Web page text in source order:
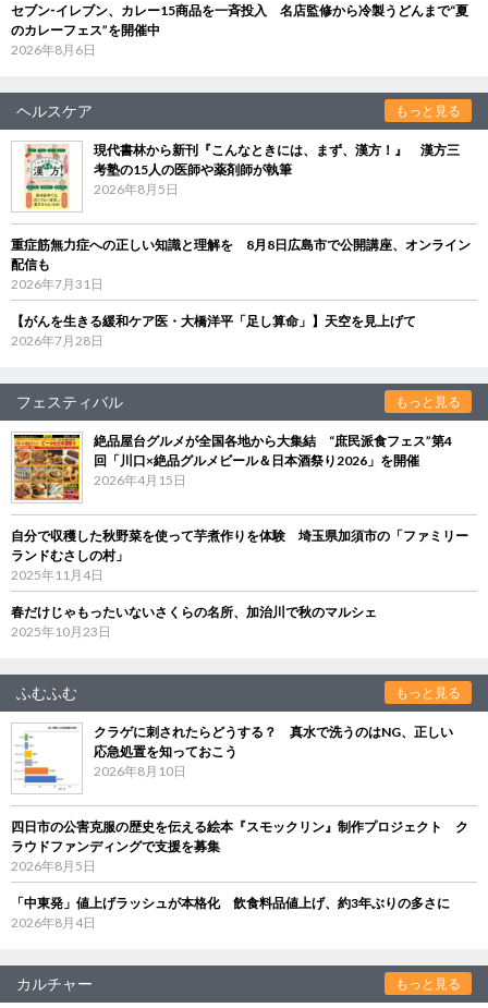
セブン‐イレブン、カレー15商品を一斉投入 名店監修から冷製うどんまで“夏
のカレーフェス”を開催中
2026年8月6日
ヘルスケア もっと見る
現代書林から新刊『こんなときには、まず、漢方！』 漢方三
考塾の15人の医師や薬剤師が執筆
2026年8月5日
重症筋無力症への正しい知識と理解を 8月8日広島市で公開講座、オンライン
配信も
2026年7月31日
【がんを生きる緩和ケア医・大橋洋平「足し算命」】天空を見上げて
2026年7月28日
フェスティバル もっと見る
絶品屋台グルメが全国各地から大集結 “庶民派食フェス”第4
回「川口×絶品グルメビール＆日本酒祭り2026」を開催
2026年4月15日
自分で収穫した秋野菜を使って芋煮作りを体験 埼玉県加須市の「ファミリー
ランドむさしの村」
2025年11月4日
春だけじゃもったいないさくらの名所、加治川で秋のマルシェ
2025年10月23日
ふむふむ もっと見る
クラゲに刺されたらどうする？ 真水で洗うのはNG、正しい
応急処置を知っておこう
2026年8月10日
四日市の公害克服の歴史を伝える絵本『スモックリン』制作プロジェクト ク
ラウドファンディングで支援を募集
2026年8月5日
「中東発」値上げラッシュが本格化 飲食料品値上げ、約3年ぶりの多さに
2026年8月4日
カルチャー もっと見る